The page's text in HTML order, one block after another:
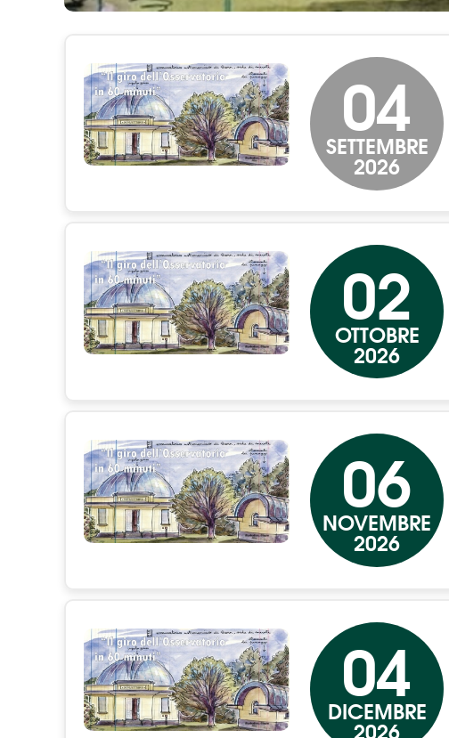
04
SETTEMBRE
2026
02
OTTOBRE
2026
06
NOVEMBRE
2026
04
DICEMBRE
2026